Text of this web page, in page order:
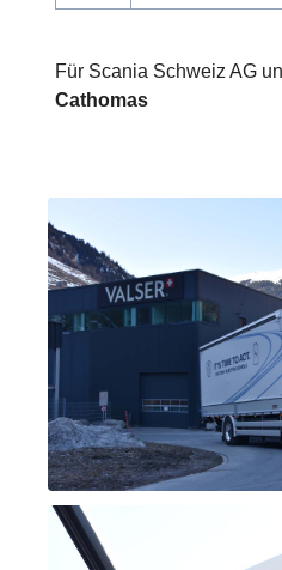
Für Scania Schweiz AG
Cathomas